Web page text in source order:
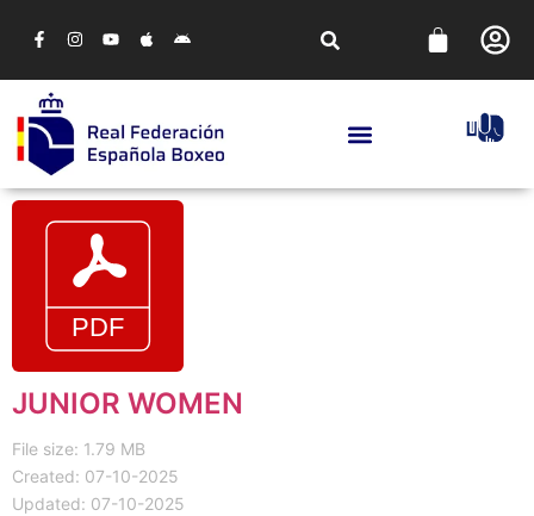
JUNIOR WOMEN
File size: 1.79 MB
Created: 07-10-2025
Updated: 07-10-2025